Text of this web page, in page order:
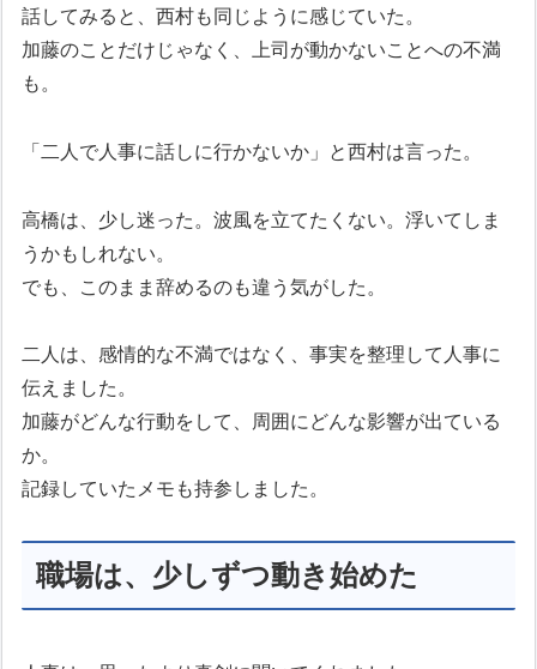
話してみると、西村も同じように感じていた。
加藤のことだけじゃなく、上司が動かないことへの不満
も。
「二人で人事に話しに行かないか」と西村は言った。
高橋は、少し迷った。波風を立てたくない。浮いてしま
うかもしれない。
でも、このまま辞めるのも違う気がした。
二人は、感情的な不満ではなく、事実を整理して人事に
伝えました。
加藤がどんな行動をして、周囲にどんな影響が出ている
か。
記録していたメモも持参しました。
職場は、少しずつ動き始めた